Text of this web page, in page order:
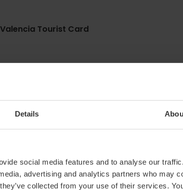
Details
social media features and to analyse our
advertising and analytics partners who may
collected from your use of their services.
Tourist Card
13,32,62, 81